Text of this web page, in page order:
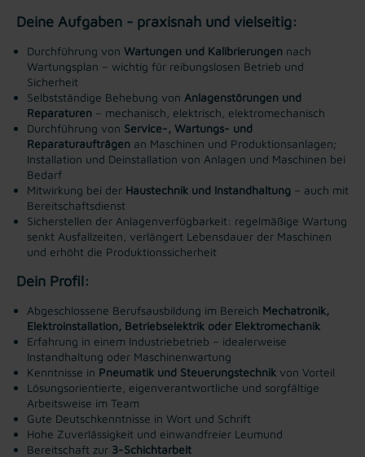
Deine Aufgaben - praxisnah und vielseitig:
Durchführung von Wartungen und Kalibrierungen nach
Wartungsplan – wichtig für reibungslosen Betrieb und
Sicherheit
Selbstständige Behebung von Anlagenstörungen und
Reparaturen – mechanisch, elektrisch, elektromechanisch
Durchführung von Service-, Wartungs- und
Reparaturaufträgen an Maschinen und Produktionsanlagen;
Installation und Deinstallation von Anlagen und Maschinen bei
Bedarf
Mitwirkung bei der Haustechnik und Instandhaltung – auch mit
Bereitschaftsdienst
Sicherstellen der Anlagenverfügbarkeit: regelmäßige Wartung
senkt Ausfallzeiten, verlängert Lebensdauer der Maschinen
und erhöht die Produktionssicherheit
Dein Profil:
Abgeschlossene Berufsausbildung im Bereich Mechatronik,
Elektroinstallation, Betriebselektrik oder Elektromechanik
Erfahrung in einem Industriebetrieb – idealerweise
Instandhaltung oder Maschinenwartung
Kenntnisse in Pneumatik und Steuerungstechnik von Vorteil
Lösungsorientierte, eigenverantwortliche und sorgfältige
Arbeitsweise im Team
Gute Deutschkenntnisse in Wort und Schrift ​
Hohe Zuverlässigkeit und einwandfreier Leumund
Bereitschaft zur 3-Schichtarbeit